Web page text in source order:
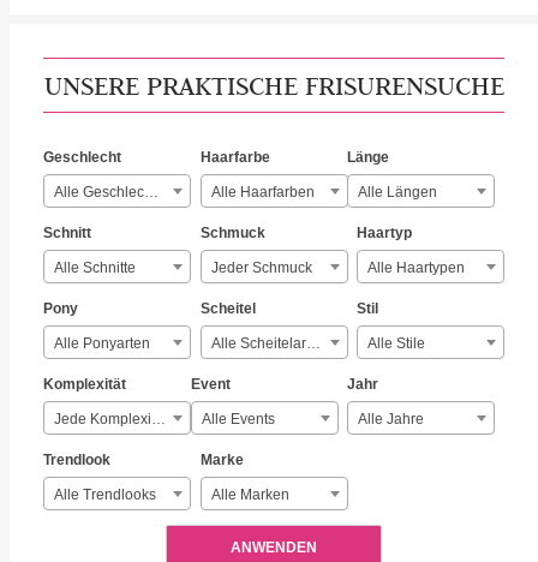
UNSERE PRAKTISCHE FRISURENSUCHE
Geschlecht
Alle Geschlechter
Haarfarbe
Alle Haarfarben
Länge
Alle Längen
Schnitt
Alle Schnitte
Schmuck
Jeder Schmuck
Haartyp
Alle Haartypen
Pony
Alle Ponyarten
Scheitel
Alle Scheitelarten
Stil
Alle Stile
Komplexität
Jede Komplexität
Event
Alle Events
Jahr
Alle Jahre
Trendlook
Alle Trendlooks
Marke
Alle Marken
ANWENDEN